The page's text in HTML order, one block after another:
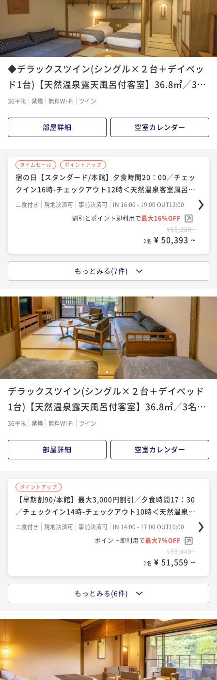
2名 ¥ 55,756 ~
ポイントアップ
◆【のんびりプラン限定】チーズガーデンケーキセッ
ト付／夕食時間20時／チェックイン16時-チェックアウ
ト12時
二食付き 現地決済可 事前決済可
IN 16:00 - 19:00 OUT12:00
2名 ¥ 57,083 ~
◆【夕食グレードアップ】1日3組限定★≪特別会席≫
プラン＜２食付＞【のんびり】B＜IN16：00～OUT1
2：00＞
二食付き 現地決済可 事前決済可
IN 16:00 - 19:00 OUT12:00
ポイント即利用で最大7％OFF
¥65,780~
¥ 61,175 ~
ポイントアップ
◆【夕食グレードアップ】1日3組限定≪特別会席≫夕
食時間20時／チェックイン16時-チェックアウト12時
二食付き 現地決済可 事前決済可
IN 16:00 - 19:00 OUT12:00
ポイント即利用で
¥65,780~
2名 ¥ 61,175 ~
ポイント即利用で
最大4％OFF
¥53,680~
2名 ¥ 51,532 ~
ポイントアップ
【早期割60／本館】最大1,500円割引／夕食時間17時3
0分／IN14時-OUT10時／湯めぐり
二食付き 現地決済可
¥55,440~
2名 ¥ 53,222 ~
ポイントアップ
【スタンダード/本館】夕食時間17時30分／チェックイ
ン14時-チェックアウト10時＜天然温泉客室風呂付＞湯
めぐり
二食付き 現地決済可 事前決済可
IN 14:00 - 17:00 OUT10:00
ポイント即利用で最大7％OFF
¥58,080~
2名 ¥ 54,014 ~
【ご家族のはじまり旅】おむつ付＜湯めぐり＞
二食付き 現地決済可
IN 14:00 - 17:00 OUT10:00
ポイント即利用で
¥58,080~
2名 ¥ 55,756 ~
ポイントアップ
【夕食グレードアップ】1日3組限定★≪特別会席≫プ
ラン＜２食付＞ 【湯めぐり】A＜IN14：00～OUT10：
00＞
二食付き 現地決済可 事前決済可
IN 14:00 - 17:00 OUT10:00
2名 ¥ 61,175 ~
【夕食グレードアップ】1日3組限定≪特別会席≫夕食
時間17時30分／チェックイン14時-チェックアウト10
時／湯めぐり
二食付き 現地決済可 事前決済可
IN 14:00 - 17:00 OUT10:00
ポイント即利用で最大7％OFF
¥65,780~
¥ 61,175 ~
12
◆デラックスツイン(シングル×２台＋デイベッ
ド1台)【天然温泉露天風呂付客室】36.8㎡／3名
定員
36平米 禁煙 無料Wi-Fi ツイン
部屋詳細 空室カレンダー
タイムセール ポイントアップ
宿の日【スタンダード/本館】夕食時間20：00／チェッ
クイン16時-チェックアウト12時＜天然温泉客室風呂付
＞のんびり
二食付き 現地決済可 事前決済可
IN 16:00 - 19:00 OUT12:00
割引とポイント即利用で最大16％OFF
¥60,280~
2名 ¥ 50,393 ~
◆【早期割90/本館】最大3,000円割引／夕食時間20
時/チェックイン16時-チェックアウト12時／のんびり
二食付き 現地決済可 事前決済可
IN 16:00 - 19:00 OUT12:00
ポイント即利用で最大7％OFF
¥55,440~
¥ 51,559 ~
ポイントアップ
◆【早期割60/本館】最大1500円割引／夕食時間20時
／チェックイン16時-チェックアウト12時／のんびり
二食付き 現地決済可
¥57,640~
2名 ¥ 53,605 ~
ポイントアップ
【ショートステイ】那須観光に最適☆夕食時間20：00
～＜２食付＞＜IN16：00～OUT11：00＞
二食付き 現地決済可
IN 15:00 - 19:00 OUT11:00
ポイント即利用で最大4％OFF
¥55,880~
2名 ¥ 53,644 ~
◆【ご家族のはじまり旅】おむつ付＜のんびり＞
二食付き 現地決済可
IN 16:00 - 19:00 OUT12:00
ポイント即利用で最大4％OFF
¥60,280~
2名 ¥ 57,868 ~
もっとみる(7件)
1 2
デラックスツイン(シングル×２台＋デイベッド
1台)【天然温泉露天風呂付客室】36.8㎡／3名定
員
36平米 禁煙 無料Wi-Fi ツイン
部屋詳細 空室カレンダー
ポイントアップ
【早期割90/本館】最大3,000円割引／夕食時間17：30
／チェックイン14時-チェックアウト10時＜天然温泉客
室風呂付＞湯めぐり
二食付き 現地決済可 事前決済可
IN 14:00 - 17:00 OUT10:00
ポイント即利用で最大7％OFF
¥55,440~
2名 ¥ 51,559 ~
【ショートステイ】那須観光に最適☆夕食時間17：30
～＜２食付＞＜IN15：00～OUT10：00＞
IN 15:00 - 17:00 OUT10:00
ポイント即利用で
最大4％OFF
¥56,540~
2名 ¥ 54,278 ~
もっとみる(6件)